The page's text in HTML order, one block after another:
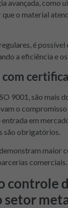
avançada, como
o material
é
a eficiência e
9001, são mais
o
em
são obrigatórios.
maior
comerciais.
controle
setor